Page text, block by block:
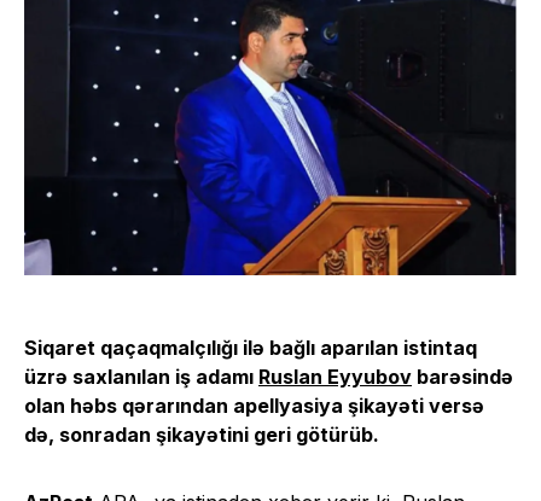
Siqaret qaçaqmalçılığı ilə bağlı aparılan istintaq
üzrə saxlanılan iş adamı Ruslan Eyyubov barəsində
olan həbs qərarından apellyasiya şikayəti versə
də, sonradan şikayətini geri götürüb.